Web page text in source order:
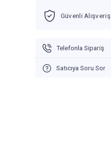
Güvenli Alışveriş
Telefonla Sipariş
Satıcıya Soru Sor